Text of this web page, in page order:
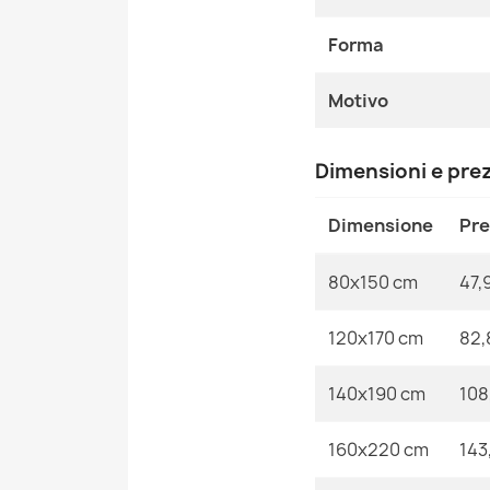
Forma
Motivo
Dimensioni e
Dimensione
80x150 cm
120x170 cm
140x190 cm
160x220 cm